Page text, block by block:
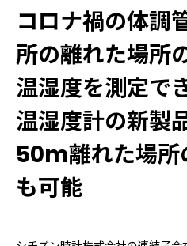
コロナ禍の体調
所の離れた場所
温湿度を測定で
温湿度計の新製
50m離れた場所
も可能